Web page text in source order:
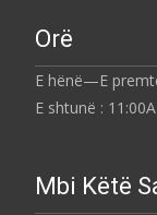
Orë
E hënë—E
E shtunë :
Mbi Këtë